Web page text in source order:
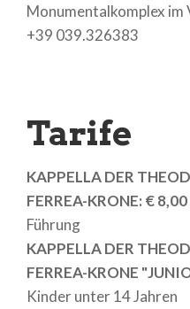
Monumentalkomplex
+39 039.326383
Tarife
KAPPELLA DER
FERREA-KRONE: € 8,00
Führung
KAPPELLA DER
FERREA-KRONE
Kinder unter 14 Jahren